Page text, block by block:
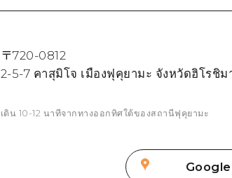
〒720-0812
2-5-7 คาสุมิโจ เมืองฟุคุยามะ จังหวัดฮิโรชิม
เดิน 10-12 นาทีจากทางออกทิศใต้ของสถานีฟุคุยามะ